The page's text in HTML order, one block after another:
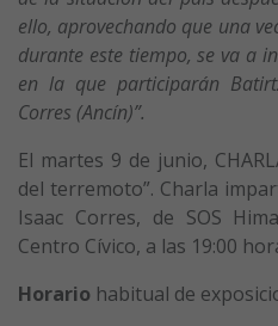
ello, aprovechando que una
durante este tiempo, se va a
en la que participarán
Corres (Ancín)”.
El martes 9 de junio,
del terremoto”. Charla
Isaac Corres, de SOS
Centro Cívico, a las 19:00
Horario habitual de